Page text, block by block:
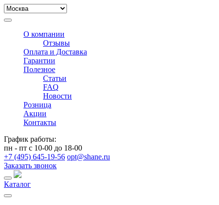
О компании
Отзывы
Оплата и Доставка
Гарантии
Полезное
Статьи
FAQ
Новости
Розница
Акции
Контакты
График работы:
пн - пт с 10-00 до 18-00
+7 (495) 645-19-56 opt@shane.ru
Заказать звонок
Каталог